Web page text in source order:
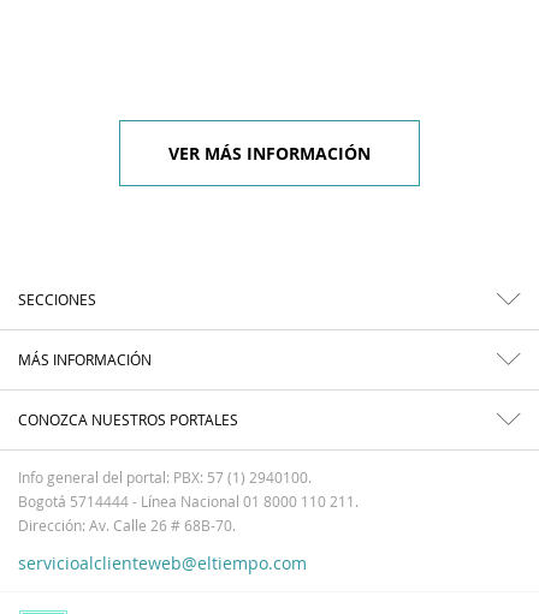
VER MÁS INFORMACIÓN
SECCIONES
MÁS INFORMACIÓN
CONOZCA NUESTROS PORTALES
Info general del portal: PBX: 57 (1) 2940100.
Bogotá 5714444 - Línea Nacional 01 8000 110 211.
Dirección: Av. Calle 26 # 68B-70.
servicioalclienteweb@eltiempo.com